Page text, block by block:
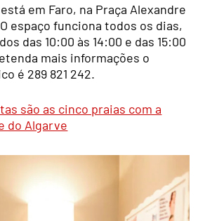
em Faro, na Praça Alexandre
espaço funciona todos os dias,
das 10:00 às 14:00 e das 15:00
mais informações o
é 289 821 242.
são as cinco praias com a
do Algarve